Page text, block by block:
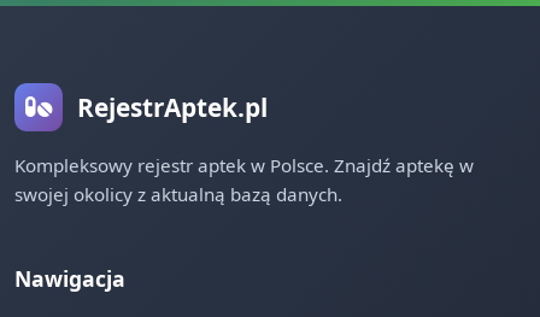
RejestrAptek.pl
Kompleksowy rejestr aptek w Polsce. Znajdź aptekę w
swojej okolicy z aktualną bazą danych.
Nawigacja